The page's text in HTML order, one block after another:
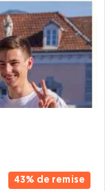
43% de remise